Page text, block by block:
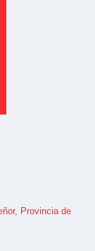
Provincia de